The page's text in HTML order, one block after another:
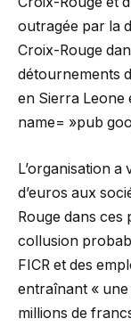
outragée par la
Croix-Rouge
détournements
en Sierra Leone
name= »pub
L’organisation
d’euros aux
Rouge dans ces
collusion
FICR et des
entraînant « une
millions de